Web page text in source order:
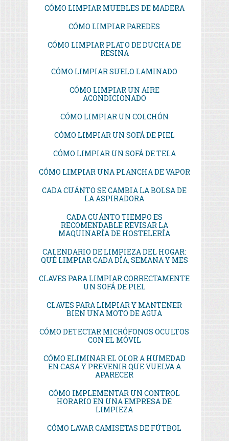
CÓMO LIMPIAR MUEBLES DE MADERA
CÓMO LIMPIAR PAREDES
CÓMO LIMPIAR PLATO DE DUCHA DE
RESINA
CÓMO LIMPIAR SUELO LAMINADO
CÓMO LIMPIAR UN AIRE
ACONDICIONADO
CÓMO LIMPIAR UN COLCHÓN
CÓMO LIMPIAR UN SOFÁ DE PIEL
CÓMO LIMPIAR UN SOFÁ DE TELA
CÓMO LIMPIAR UNA PLANCHA DE VAPOR
CADA CUÁNTO SE CAMBIA LA BOLSA DE
LA ASPIRADORA
CADA CUÁNTO TIEMPO ES
RECOMENDABLE REVISAR LA
MAQUINARÍA DE HOSTELERÍA
CALENDARIO DE LIMPIEZA DEL HOGAR:
QUÉ LIMPIAR CADA DÍA, SEMANA Y MES
CLAVES PARA LIMPIAR CORRECTAMENTE
UN SOFÁ DE PIEL
CLAVES PARA LIMPIAR Y MANTENER
BIEN UNA MOTO DE AGUA
CÓMO DETECTAR MICRÓFONOS OCULTOS
CON EL MÓVIL
CÓMO ELIMINAR EL OLOR A HUMEDAD
EN CASA Y PREVENIR QUE VUELVA A
APARECER
CÓMO IMPLEMENTAR UN CONTROL
HORARIO EN UNA EMPRESA DE
LIMPIEZA
CÓMO LAVAR CAMISETAS DE FÚTBOL